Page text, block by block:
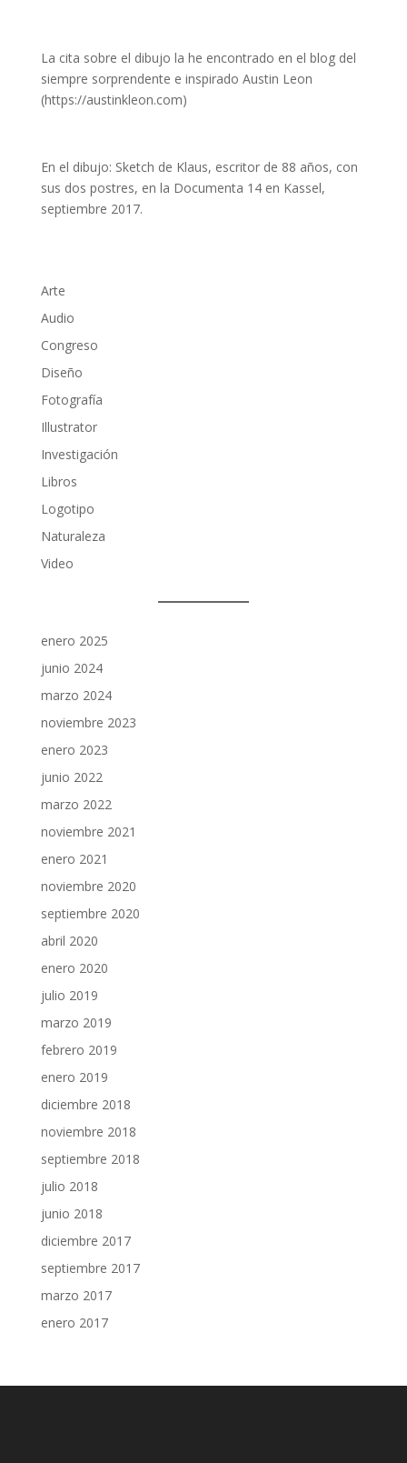
La cita sobre el dibujo la he encontrado en el blog del
siempre sorprendente e inspirado Austin Leon
(https://austinkleon.com)
En el dibujo: Sketch de Klaus, escritor de 88 años, con
sus dos postres, en la Documenta 14 en Kassel,
septiembre 2017.
Arte
Audio
Congreso
Diseño
Fotografía
Illustrator
Investigación
Libros
Logotipo
Naturaleza
Video
enero 2025
junio 2024
marzo 2024
noviembre 2023
enero 2023
junio 2022
marzo 2022
noviembre 2021
enero 2021
noviembre 2020
septiembre 2020
abril 2020
enero 2020
julio 2019
marzo 2019
febrero 2019
enero 2019
diciembre 2018
noviembre 2018
septiembre 2018
julio 2018
junio 2018
diciembre 2017
septiembre 2017
marzo 2017
enero 2017